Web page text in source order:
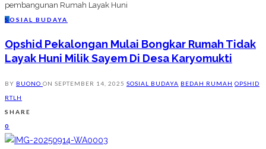
pembangunan Rumah Layak Huni
S OSIAL BUDAYA
Opshid Pekalongan Mulai Bongkar Rumah Tidak
Layak Huni Milik Sayem Di Desa Karyomukti
BY BUONO ON SEPTEMBER 14, 2025 SOSIAL BUDAYA BEDAH RUMAH OPSHID
RTLH
SHARE
0